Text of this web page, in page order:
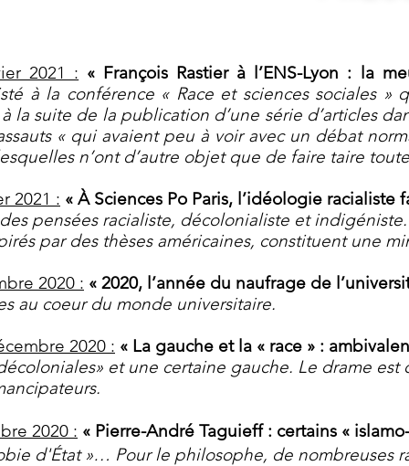
2021 : « François Rastier à l’ENS-Lyon : la
à la conférence « Race et sciences sociales
la suite de la publication d’une série d’articles
« qui avaient peu à voir avec un débat
n’ont d’autre objet que de faire taire
2021 : « À Sciences Po Paris, l’idéologie racialiste
pensées racialiste, décolonialiste et
par des thèses américaines, constituent une
2020 : « 2020, l’année du naufrage de
au coeur du monde universitaire.
2020 : « La gauche et la « race » :
et une certaine gauche. Le drame
2020 : « Pierre-André Taguieff : certains «
d'État »… Pour le philosophe, de nombreuses